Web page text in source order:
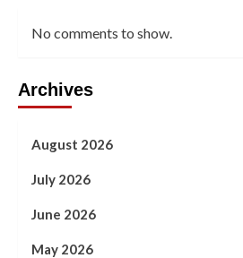
No comments to show.
Archives
August 2026
July 2026
June 2026
May 2026